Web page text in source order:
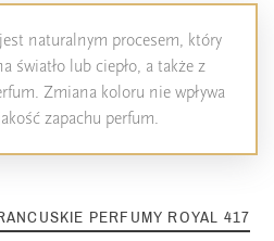
naturalnym procesem, który
światło lub ciepło, a także z
Zmiana koloru nie wpływa
zapachu perfum.
PERFUMY ROYAL 417